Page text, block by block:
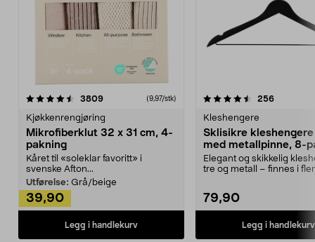
3809anmeldelser(9,97/stk)
Kjøkkenrengjøring
Mikrofiberklut 32 x 31 cm, 4-
pakning
Kåret til «soleklar favoritt» i
svenske Afton...
Utførelse: Grå/beige
39,90
Legg i handlekurv
4.5av 5 stjerner 256
Kleshengere
Sklisikre
med metallpinne, 8-
Elegant og skikkelig
tre og metall – finnes i
79,90
Legg i handlekurv
4.5av 5 stjerner